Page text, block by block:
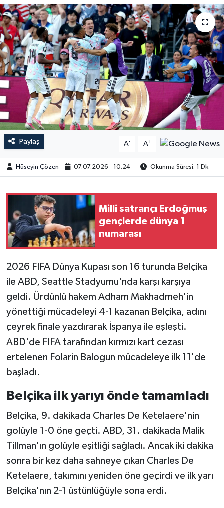
Paylaş A- A+
Hüseyin Çözen 07.07.2026 - 10:24 Okunma Süresi: 1 Dk
Milli satrançı Erdoğmuş
gençlerde dünya 1
numarası
2026 FIFA Dünya Kupası son 16 turunda Belçika
ile ABD, Seattle Stadyumu'nda karşı karşıya
geldi. Ürdünlü hakem Adham Makhadmeh'in
yönettiği mücadeleyi 4-1 kazanan Belçika, adını
çeyrek finale yazdırarak İspanya ile eşleşti.
ABD'de FIFA tarafından kırmızı kart cezası
ertelenen Folarin Balogun mücadeleye ilk 11'de
başladı.
Belçika ilk yarıyı önde tamamladı
Belçika, 9. dakikada Charles De Ketelaere'nin
golüyle 1-0 öne geçti. ABD, 31. dakikada Malik
Tillman'ın golüyle eşitliği sağladı. Ancak iki dakika
sonra bir kez daha sahneye çıkan Charles De
Ketelaere, takımını yeniden öne geçirdi ve ilk yarı
Belçika'nın 2-1 üstünlüğüyle sona erdi.